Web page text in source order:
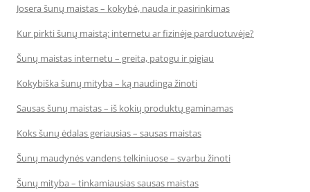
Josera šunų maistas – kokybė, nauda ir pasirinkimas
Kur pirkti šunų maistą: internetu ar fizinėje parduotuvėje?
Šunų maistas internetu – greita, patogu ir pigiau
Kokybiška šunų mityba – ką naudinga žinoti
Sausas šunų maistas – iš kokių produktų gaminamas
Koks šunų ėdalas geriausias – sausas maistas
Šunų maudynės vandens telkiniuose – svarbu žinoti
Šunų mityba – tinkamiausias sausas maistas